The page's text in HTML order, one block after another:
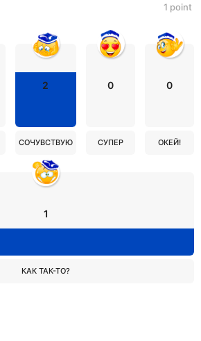
1 point
2
СОЧУВСТВУЮ
0
СУПЕР
0
ОКЕЙ!
1
КАК ТАК-ТО?